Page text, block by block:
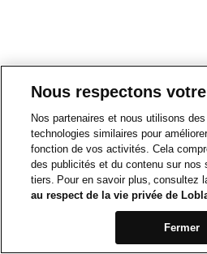
Nous respectons
Nos partenaires et nous utilisons
technologies similaires pour
fonction de vos activités. Cela
des publicités et du contenu sur nos
tiers. Pour en savoir plus, consultez
au respect de la vie privée de
Fermer